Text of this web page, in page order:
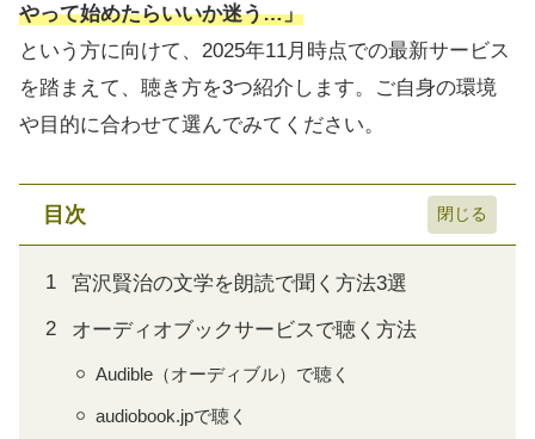
やって始めたらいいか迷う…」
という方に向けて、2025年11月時点での最新サービス
を踏まえて、聴き方を3つ紹介します。ご自身の環境
や目的に合わせて選んでみてください。
目次
宮沢賢治の文学を朗読で聞く方法3選
オーディオブックサービスで聴く方法
Audible（オーディブル）で聴く
audiobook.jpで聴く